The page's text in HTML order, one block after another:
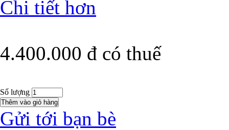
Chi tiết hơn
4.400.000 đ có thuế
Số lượng
Gửi tới bạn bè